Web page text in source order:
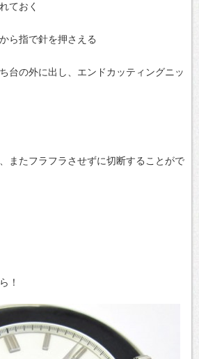
ておく
ら指で針を押さえる
台の外に出し、エンドカッティングニッ
またフラフラさせずに切断することがで
！